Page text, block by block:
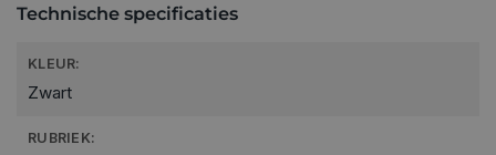
Technische specificaties
KLEUR:
Zwart
RUBRIEK: